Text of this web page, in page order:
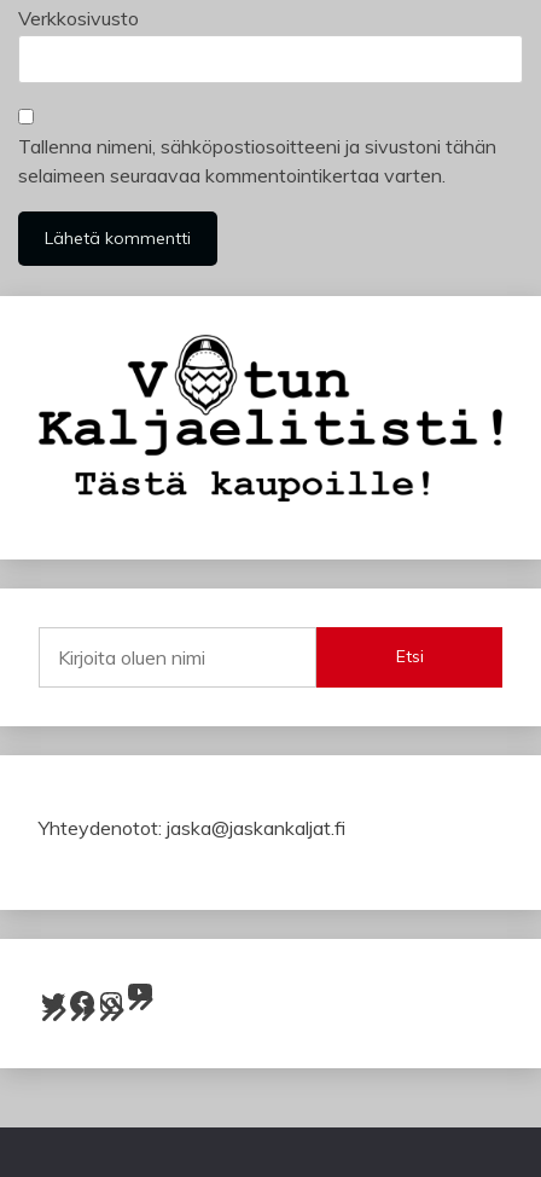
Verkkosivusto
Tallenna nimeni, sähköpostiosoitteeni ja sivustoni tähän
selaimeen seuraavaa kommentointikertaa varten.
Etsi
Yhteydenotot: jaska@jaskankaljat.fi
Twitter Facebook InstagramYouTube